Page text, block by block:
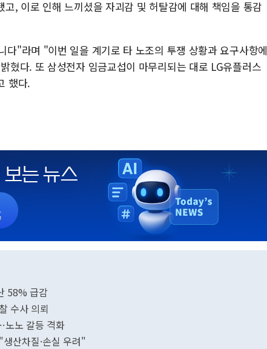
, 이로 인해 느끼셨을 자괴감 및 허탈감에 대해 책임을 통감
다"라며 "이번 일을 계기로 타 노조의 투쟁 상황과 요구사항에
혔다. 또 삼성전자 임금교섭이 마무리되는 대로 LG유플러스
했다.
58% 급감
수사 의뢰
노노 갈등 격화
산차질·손실 우려"